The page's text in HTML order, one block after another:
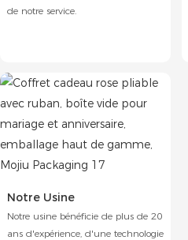
de notre service.
Notre Usine
Notre usine bénéficie de plus de 20
ans d'expérience, d'une technologie